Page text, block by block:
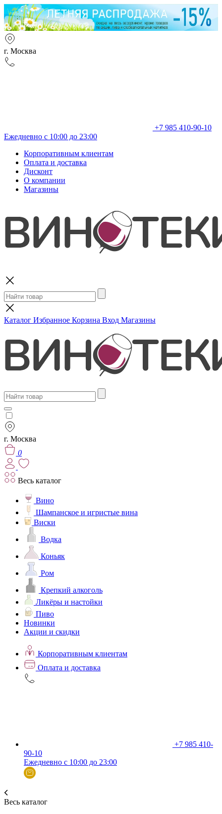
г. Москва
+7 985 410-90-10
Ежедневно с 10:00 до 23:00
Корпоративным клиентам
Оплата и доставка
Дисконт
О компании
Магазины
Каталог Избранное Корзина Вход Магазины
г. Москва
0
Весь каталог
Вино
Шампанское и игристые вина
Виски
Водка
Коньяк
Ром
Крепкий алкоголь
Ликёры и настойки
Пиво
Новинки
Акции и скидки
Корпоративным клиентам
Оплата и доставка
+7 985 410-
90-10
Ежедневно с 10:00 до 23:00
Весь каталог